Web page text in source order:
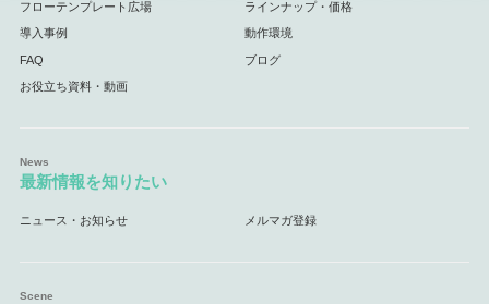
フローテンプレート広場 ラインナップ・価格
導入事例 動作環境
FAQ ブログ
お役立ち資料・動画
最新情報を知りたい
ニュース・お知らせ メルマガ登録